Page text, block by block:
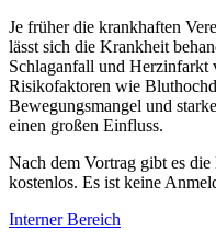
Je früher die krankhaften
lässt sich die Krankheit
Schlaganfall und Herzinfarkt
Risikofaktoren wie
Bewegungsmangel und
einen großen Einfluss.
Nach dem Vortrag gibt es
kostenlos. Es ist keine
Interner Bereich